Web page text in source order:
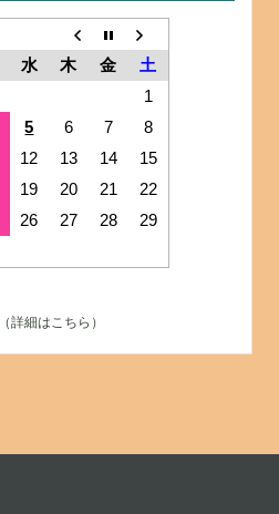
水 木 金
土
1
5 6 7
8
12 13 14
15
19 20 21
22
26 27 28
29